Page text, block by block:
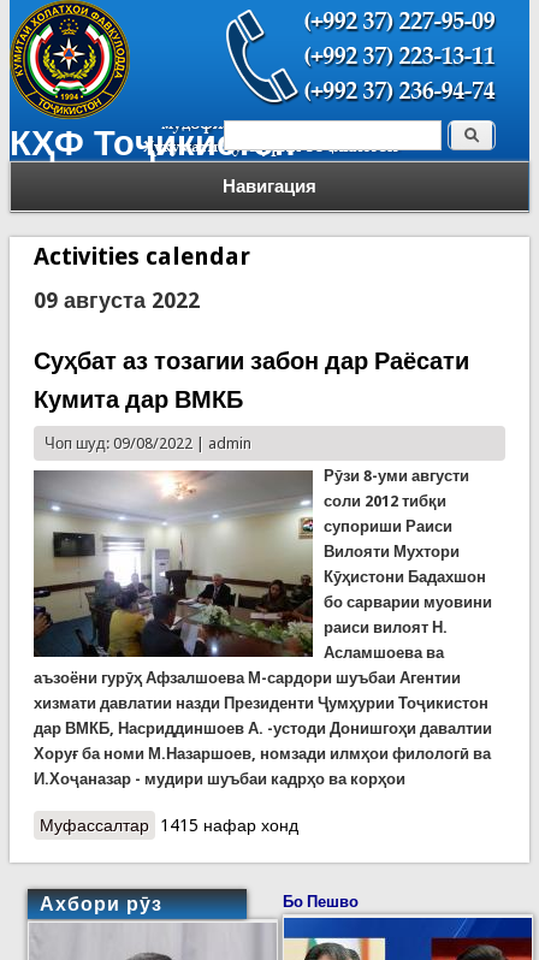
КҲФ Тоҷикистон
Навигация
Форма поиска Поиск
Activities calendar
09 августа 2022
Суҳбат аз тозагии забон дар Раёсати
Кумита дар ВМКБ
Чоп шуд: 09/08/2022 | admin
Рӯзи 8-уми августи
соли 2012 тибқи
супориши Раиси
Вилояти Мухтори
Кӯҳистони Бадахшон
бо сарварии муовини
раиси вилоят Н.
Асламшоева ва
аъзоёни гурӯҳ Афзалшоева М-сардори шуъбаи Агентии
хизмати давлатии назди Президенти Ҷумҳурии Тоҷикистон
дар ВМКБ, Насриддиншоев А. -устоди Донишгоҳи давалтии
Хоруғ ба номи М.Назаршоев, номзади илмҳои филологӣ ва
И.Хоҷаназар - мудири шуъбаи кадрҳо ва корҳои
Муфассалтаро Суҳбат аз тозагии забон дар Раёсати Кумита
1415 нафар хонд
Ахбори рӯз Бо Пешво